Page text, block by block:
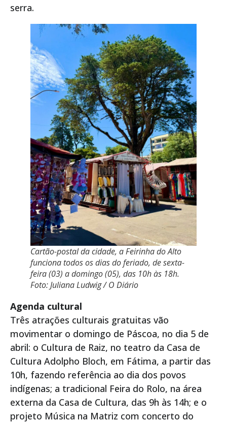
serra.
Cartão-postal da cidade, a Feirinha do Alto
funciona todos os dias do feriado, de sexta-
feira (03) a domingo (05), das 10h às 18h.
Foto: Juliana Ludwig / O Diário
Agenda cultural
Três atrações culturais gratuitas vão
movimentar o domingo de Páscoa, no dia 5 de
abril: o Cultura de Raiz, no teatro da Casa de
Cultura Adolpho Bloch, em Fátima, a partir das
10h, fazendo referência ao dia dos povos
indígenas; a tradicional Feira do Rolo, na área
externa da Casa de Cultura, das 9h às 14h; e o
projeto Música na Matriz com concerto do